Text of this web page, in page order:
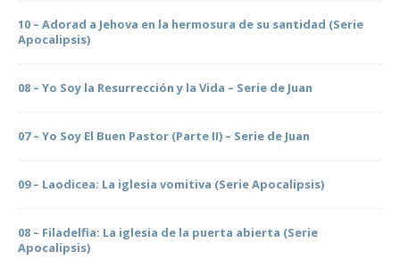
10 – Adorad a Jehova en la hermosura de su santidad (Serie
Apocalipsis)
08 – Yo Soy la Resurrección y la Vida – Serie de Juan
07 – Yo Soy El Buen Pastor (Parte II) – Serie de Juan
09 – Laodicea: La iglesia vomitiva (Serie Apocalipsis)
08 – Filadelfia: La iglesia de la puerta abierta (Serie
Apocalipsis)